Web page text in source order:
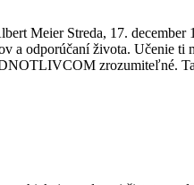
Meier Streda, 17. december
a odporúčaní života. Učenie
zrozumiteľné.